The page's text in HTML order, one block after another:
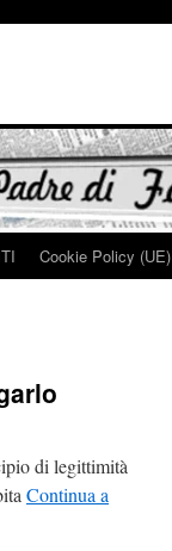
Cookie Policy (UE)
di legittimità
Continua a